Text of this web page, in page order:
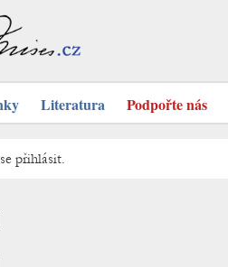
Literatura Podpořte nás
přihlásit.